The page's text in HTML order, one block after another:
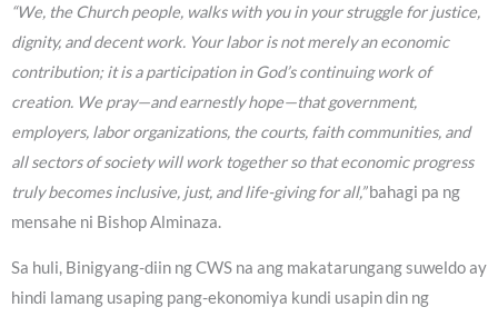
“We, the Church people, walks with you in your struggle for justice,
dignity, and decent work. Your labor is not merely an economic
contribution; it is a participation in God’s continuing work of
creation. We pray—and earnestly hope—that government,
employers, labor organizations, the courts, faith communities, and
all sectors of society will work together so that economic progress
truly becomes inclusive, just, and life-giving for all,”bahagi pa ng
mensahe ni Bishop Alminaza.
Sa huli, Binigyang-diin ng CWS na ang makatarungang suweldo ay
hindi lamang usaping pang-ekonomiya kundi usapin din ng